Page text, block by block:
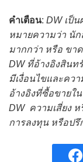
คำเตือน: DW เป็
หมายความว่า นั
มากกว่า หรือ ขา
DW ที่อ้างอิงสินท
มีเงื่อนไขและคว
อ้างอิงที่ซื้อขายใ
DW ความเสี่ยง
การลงทุน หรือป